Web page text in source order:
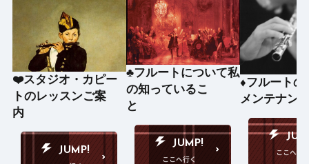
❤️スタジオ・カピー
トのレッスンご案
内
JUMP!
♣️フルートについて私
の知っているこ
と
JUMP!
♦️フルートの
メンテナン